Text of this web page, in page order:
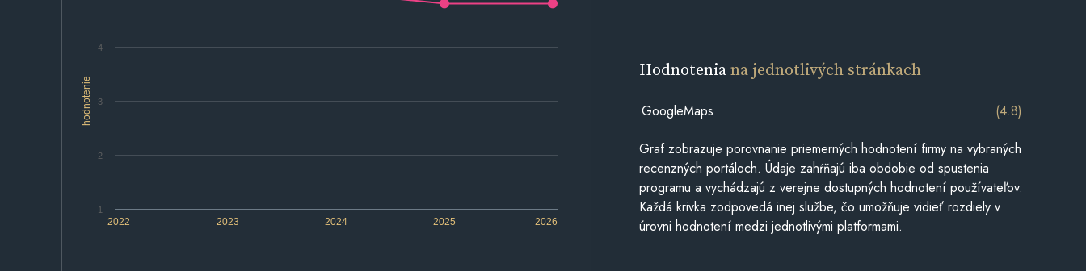
hodnotenie
2022 2023 2024 2025 2026
1
2
3
4
Hodnoteniana jednotlivých stránkach
GoogleMaps (4.8)
Graf zobrazuje porovnanie priemerných hodnotení firmy na vybraných
recenzných portáloch. Údaje zahŕňajú iba obdobie od spustenia
programu a vychádzajú z verejne dostupných hodnotení používateľov.
Každá krivka zodpovedá inej službe, čo umožňuje vidieť rozdiely v
úrovni hodnotení medzi jednotlivými platformami.